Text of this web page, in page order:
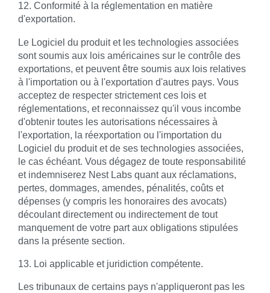
12. Conformité à la réglementation en matière
d'exportation.
Le Logiciel du produit et les technologies associées
sont soumis aux lois américaines sur le contrôle des
exportations, et peuvent être soumis aux lois relatives
à l'importation ou à l'exportation d'autres pays. Vous
acceptez de respecter strictement ces lois et
réglementations, et reconnaissez qu'il vous incombe
d'obtenir toutes les autorisations nécessaires à
l'exportation, la réexportation ou l'importation du
Logiciel du produit et de ses technologies associées,
le cas échéant. Vous dégagez de toute responsabilité
et indemniserez Nest Labs quant aux réclamations,
pertes, dommages, amendes, pénalités, coûts et
dépenses (y compris les honoraires des avocats)
découlant directement ou indirectement de tout
manquement de votre part aux obligations stipulées
dans la présente section.
13. Loi applicable et juridiction compétente.
Les tribunaux de certains pays n'appliqueront pas les